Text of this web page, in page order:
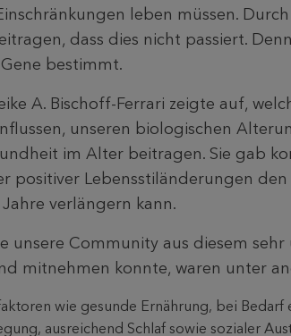
leben müssen.
dass dies nicht passiert.
bestimmt.
A. Bischoff-Ferrari zeigte auf,
unseren biologischen
im Alter beitragen. Sie gab
positiver Lebensstiländerungen
verlängern kann.
unsere Community aus diesem
mitnehmen konnte, waren unter
wie gesunde Ernährung, bei
ausreichend Schlaf sowie sozialer